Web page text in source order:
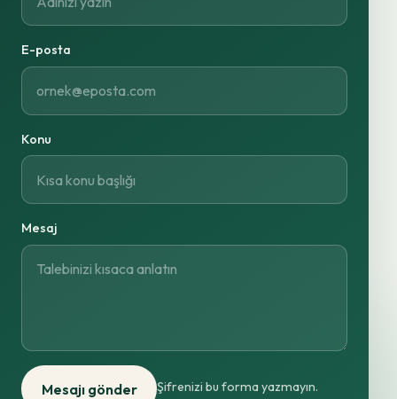
E-posta
Konu
Mesaj
Mesajı gönder Şifrenizi bu forma yazmayın.